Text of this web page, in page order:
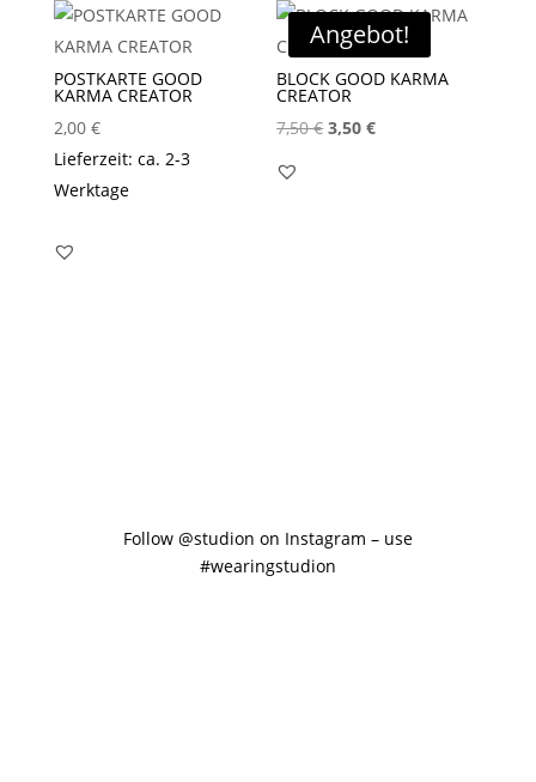
POSTKARTE GOOD
KARMA CREATOR
2,00 €
Lieferzeit: ca. 2-3
Werktage
Angebot!
BLOCK GOOD KARMA
CREATOR
7,50€ Ursprünglicher
3,50€Aktueller
Follow @studion on Instagram – use
#wearingstudion